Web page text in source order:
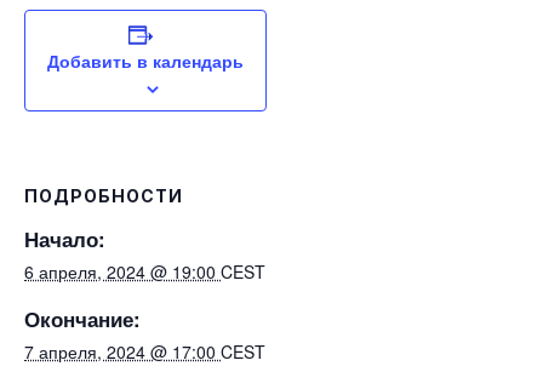
Добавить в календарь
ПОДРОБНОСТИ
Начало:
6 апреля, 2024 @ 19:00 CEST
Окончание:
7 апреля, 2024 @ 17:00 CEST